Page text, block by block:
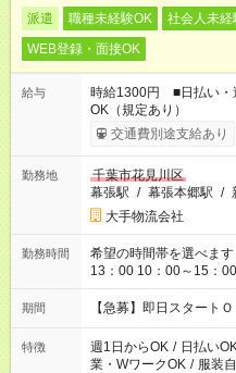
派遣 職種未経験OK 社会人未経
WEB登録・面接OK
給与
時給1300円 ■日払い・
OK（規定あり）
交通費別途支給あり
勤務地
千葉市花見川区
幕張駅 / 幕張本郷駅 /
大手物流会社
勤務時間
希望の時間帯を選べま
13：00 10：00～15：
シフト例：8時間～＞
22：00～翌6：00 など
期間 【急募】即日スタート
特徴 週1日からOK / 日払い
業・WワークOK / 服装